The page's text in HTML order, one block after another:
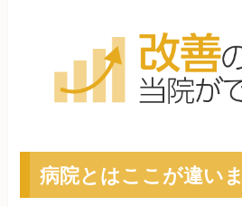
病院とはここが違い